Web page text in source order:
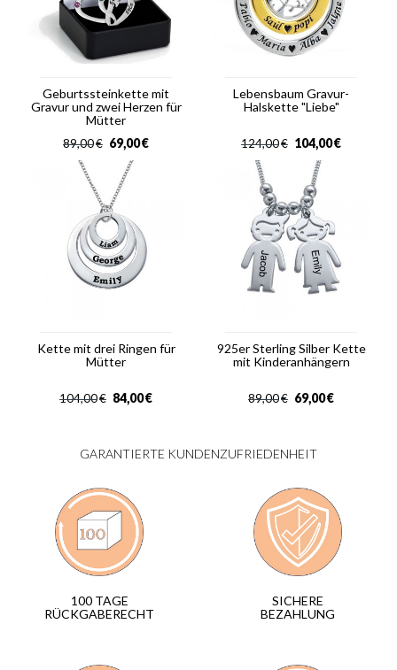
Geburtssteinkette mit
Gravur und zwei Herzen für
Mütter
€
89,00 €
69,00
Lebensbaum Gravur-
Halskette "Liebe"
€
124,00 €
104,00
Kette mit drei Ringen für
Mütter
€
104,00 €
84,00
925er Sterling Silber Kette
mit Kinderanhängern
€
89,00 €
69,00
GARANTIERTE KUNDENZUFRIEDENHEIT
100 TAGE
RÜCKGABERECHT
SICHERE
BEZAHLUNG